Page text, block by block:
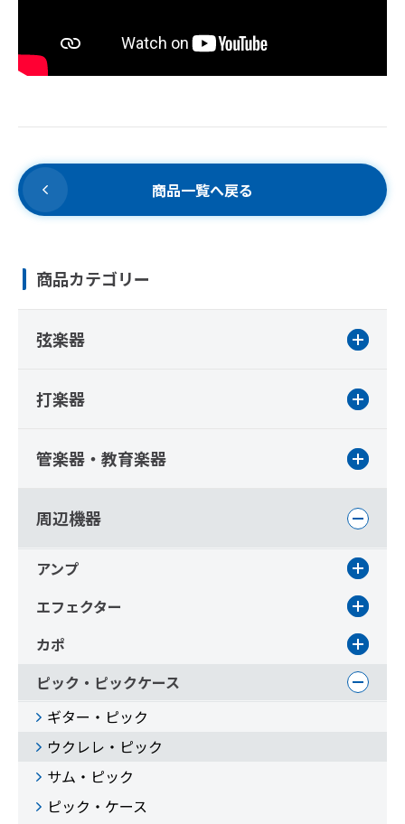
商品一覧へ戻る
商品カテゴリー
弦楽器
打楽器
管楽器・教育楽器
周辺機器
アンプ
エフェクター
カポ
ピック・ピックケース
ギター・ピック
ウクレレ・ピック
サム・ピック
ピック・ケース